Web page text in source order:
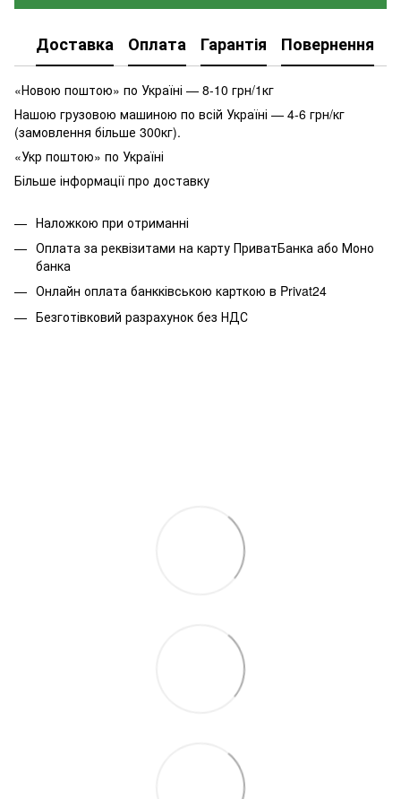
Доставка Оплата Гарантія Повернення
«Новою поштою» по Україні — 8-10 грн/1кг
Нашою грузовою машиною по всій Україні — 4-6 грн/кг
(замовлення більше 300кг).
«Укр поштою» по Україні
Більше інформації про доставку
Наложкою при отриманні
Оплата за реквізитами на карту ПриватБанка або Моно
банка
Онлайн оплата банкківською карткою в Privat24
Безготівковий разрахунок без НДС